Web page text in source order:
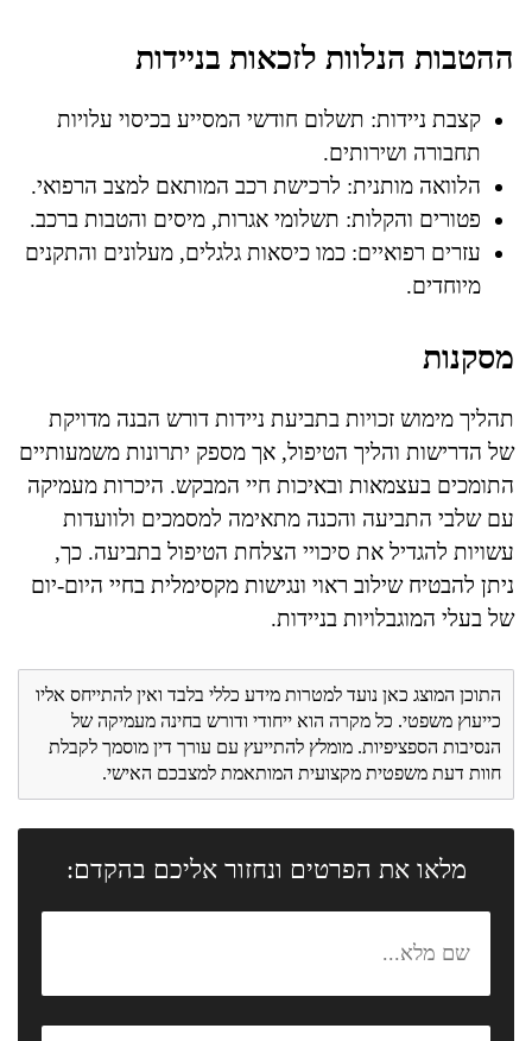
ההטבות הנלוות לזכאות בניידות
קצבת ניידות: תשלום חודשי המסייע בכיסוי עלויות
תחבורה ושירותים.
הלוואה מותנית: לרכישת רכב המותאם למצב הרפואי.
פטורים והקלות: תשלומי אגרות, מיסים והטבות ברכב.
עזרים רפואיים: כמו כיסאות גלגלים, מעלונים והתקנים
מיוחדים.
מסקנות
תהליך מימוש זכויות בתביעת ניידות דורש הבנה מדויקת
של הדרישות והליך הטיפול, אך מספק יתרונות משמעותיים
התומכים בעצמאות ובאיכות חיי המבקש. היכרות מעמיקה
עם שלבי התביעה והכנה מתאימה למסמכים ולוועדות
עשויות להגדיל את סיכויי הצלחת הטיפול בתביעה. כך,
ניתן להבטיח שילוב ראוי ונגישות מקסימלית בחיי היום-יום
של בעלי המוגבלויות בניידות.
התוכן המוצג כאן נועד למטרות מידע כללי בלבד ואין להתייחס אליו
כייעוץ משפטי. כל מקרה הוא ייחודי ודורש בחינה מעמיקה של
הנסיבות הספציפיות. מומלץ להתייעץ עם עורך דין מוסמך לקבלת
חוות דעת משפטית מקצועית המותאמת למצבכם האישי.
מלאו את הפרטים ונחזור אליכם בהקדם: